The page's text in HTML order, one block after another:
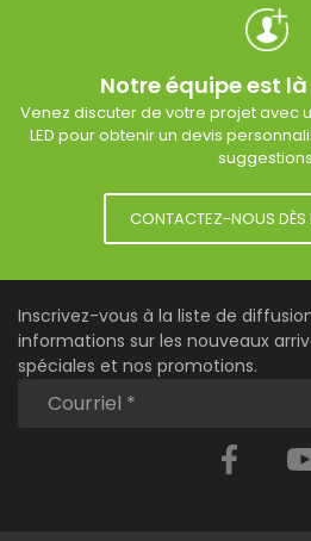
Notre équipe est
Venez discuter de votre projet avec
LED pour obtenir un devis
CONTACTEZ-NOUS DÈS
Inscrivez-vous à la liste de
informations sur les nouveaux
spéciales et nos promotions.